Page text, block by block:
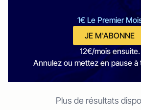
1€ Le Premier
JE M'ABONNE
12€/mois ensuite.
Annulez ou mettez en pause à
Plus de résultats